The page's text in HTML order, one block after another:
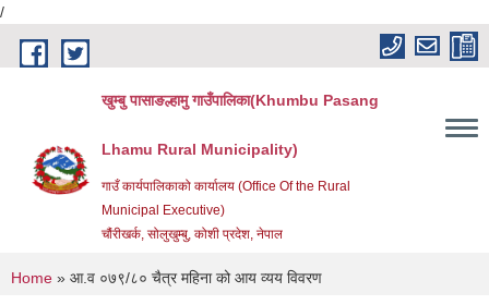
/
Skip to main content
खुम्बु पासाङल्हामु गाउँपालिका(Khumbu Pasang
Lhamu Rural Municipality)
गाउँ कार्यपालिकाको कार्यालय (Office Of the Rural
Municipal Executive)
चौंरीखर्क, सोलुखुम्बु, कोशी प्रदेश, नेपाल
You are here
Home » आ.व ०७९/८० चैत्र महिना को आय व्यय विवरण